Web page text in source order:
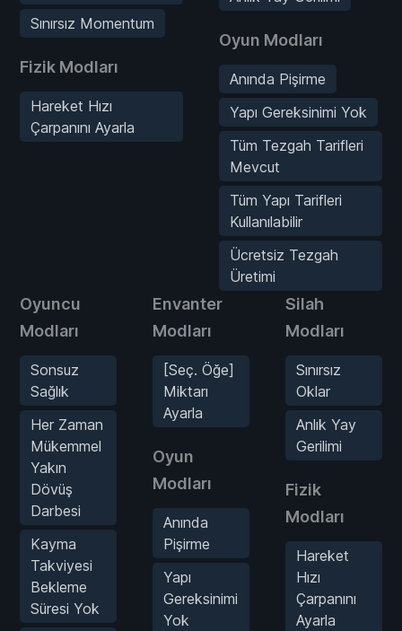
Sınırsız Momentum
Fizik Modları
Hareket Hızı
Çarpanını Ayarla
Oyun Modları
Anında Pişirme
Yapı Gereksinimi Yok
Tüm Tezgah Tarifleri
Mevcut
Tüm Yapı Tarifleri
Kullanılabilir
Ücretsiz Tezgah
Üretimi
Oyuncu
Modları
Sonsuz
Sağlık
Her Zaman
Mükemmel
Yakın
Dövüş
Darbesi
Kayma
Takviyesi
Bekleme
Süresi Yok
Envanter
Modları
[Seç. Öğe]
Miktarı
Ayarla
Oyun
Modları
Anında
Pişirme
Yapı
Gereksinimi
Yok
Silah
Modları
Sınırsız
Oklar
Anlık Yay
Gerilimi
Fizik
Modları
Hareket
Hızı
Çarpanını
Ayarla